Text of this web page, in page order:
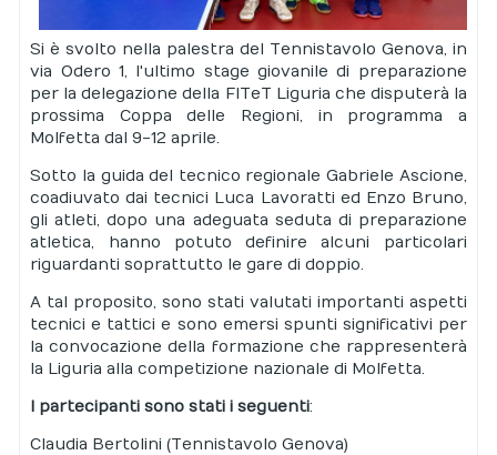
Si è svolto nella palestra del Tennistavolo Genova, in
via Odero 1, l'ultimo stage giovanile di preparazione
per la delegazione della FITeT Liguria che disputerà la
prossima Coppa delle Regioni, in programma a
Molfetta dal 9-12 aprile.
Sotto la guida del tecnico regionale Gabriele Ascione,
coadiuvato dai tecnici Luca Lavoratti ed Enzo Bruno,
gli atleti, dopo una adeguata seduta di preparazione
atletica, hanno potuto definire alcuni particolari
riguardanti soprattutto le gare di doppio.
A tal proposito, sono stati valutati importanti aspetti
tecnici e tattici e sono emersi spunti significativi per
la convocazione della formazione che rappresenterà
la Liguria alla competizione nazionale di Molfetta.
I partecipanti sono stati i seguenti:
Claudia Bertolini (Tennistavolo Genova)